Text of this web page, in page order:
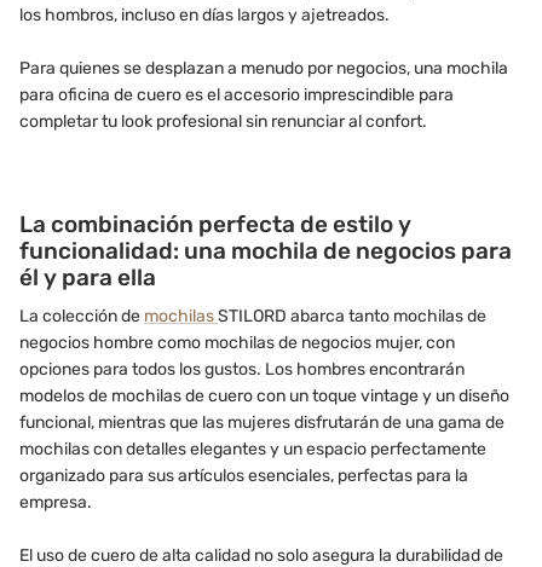
los hombros, incluso en días largos y ajetreados.
Para quienes se desplazan a menudo por negocios, una mochila
para oficina de cuero es el accesorio imprescindible para
completar tu look profesional sin renunciar al confort.
La combinación perfecta de estilo y
funcionalidad: una mochila de negocios para
él y para ella
La colección de mochilasSTILORD abarca tanto mochilas de
negocios hombre como mochilas de negocios mujer, con
opciones para todos los gustos. Los hombres encontrarán
modelos de mochilas de cuero con un toque vintage y un diseño
funcional, mientras que las mujeres disfrutarán de una gama de
mochilas con detalles elegantes y un espacio perfectamente
organizado para sus artículos esenciales, perfectas para la
empresa.
El uso de cuero de alta calidad no solo asegura la durabilidad de